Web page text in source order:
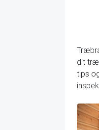
dit
tips